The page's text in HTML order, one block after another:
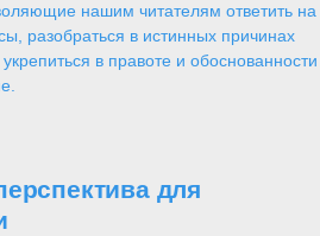
нашим читателям ответить на
разобраться в истинных причинах
в правоте и обоснованности
для